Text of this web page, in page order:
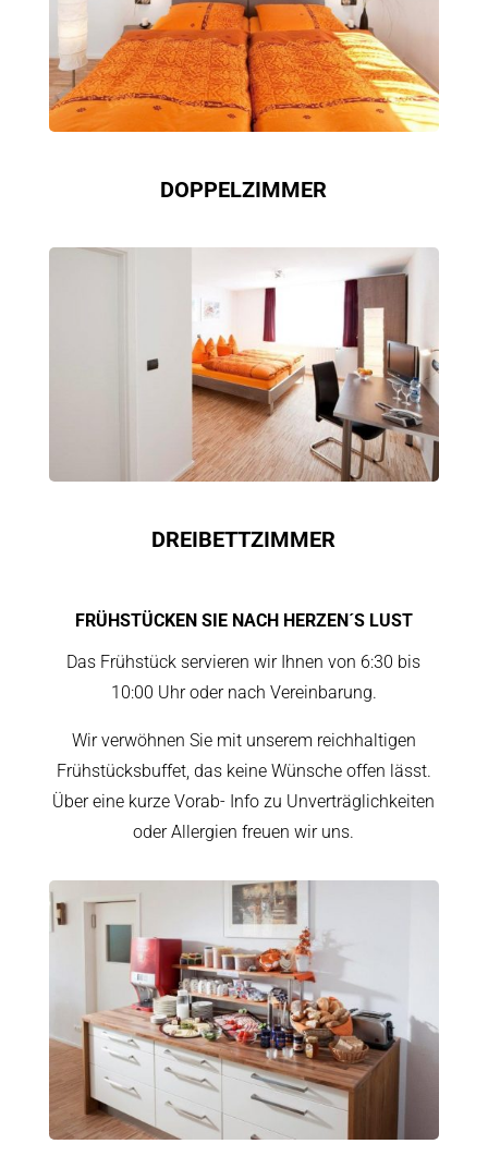
DOPPELZIMMER
DREIBETTZIMMER
FRÜHSTÜCKEN SIE NACH HERZEN´S LUST
Das Frühstück servieren wir Ihnen von 6:30 bis
10:00 Uhr oder nach Vereinbarung.
Wir verwöhnen Sie mit unserem reichhaltigen
Frühstücksbuffet, das keine Wünsche offen lässt.
Über eine kurze Vorab- Info zu Unverträglichkeiten
oder Allergien freuen wir uns.